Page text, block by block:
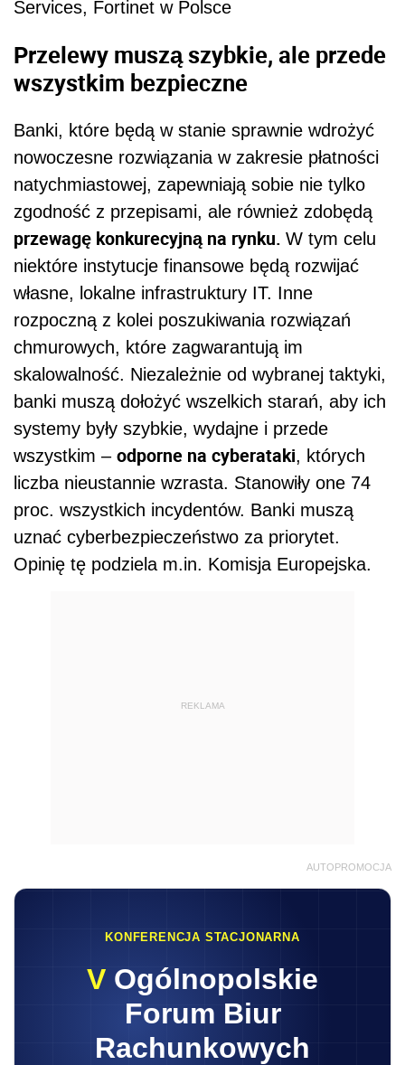
Services, Fortinet w Polsce
Przelewy muszą szybkie, ale przede
wszystkim bezpieczne
Banki, które będą w stanie sprawnie wdrożyć
nowoczesne rozwiązania w zakresie płatności
natychmiastowej, zapewniają sobie nie tylko
zgodność z przepisami, ale również zdobędą
przewagę konkurecyjną na rynku. W tym celu
niektóre instytucje finansowe będą rozwijać
własne, lokalne infrastruktury IT. Inne
rozpoczną z kolei poszukiwania rozwiązań
chmurowych, które zagwarantują im
skalowalność. Niezależnie od wybranej taktyki,
banki muszą dołożyć wszelkich starań, aby ich
systemy były szybkie, wydajne i przede
wszystkim – odporne na cyberataki, których
liczba nieustannie wzrasta. Stanowiły one 74
proc. wszystkich incydentów. Banki muszą
uznać cyberbezpieczeństwo za priorytet.
Opinię tę podziela m.in. Komisja Europejska.
REKLAMA
AUTOPROMOCJA
KONFERENCJA STACJONARNA
V Ogólnopolskie
Forum Biur
Rachunkowych